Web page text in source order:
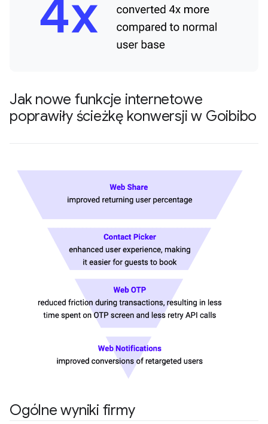
Jak nowe funkcje internetowe
poprawiły ścieżkę konwersji w Goibibo
Ogólne wyniki firmy